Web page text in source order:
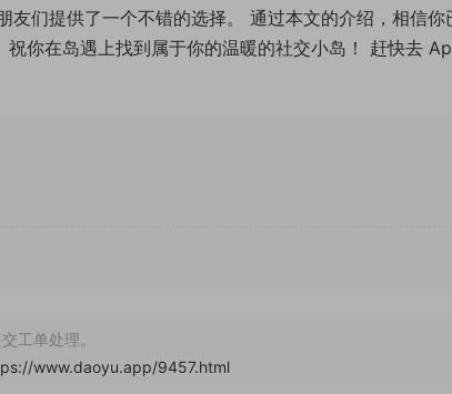
们提供了一个不错的选择。 通过本文的介绍，相信你
你在岛遇上找到属于你的温暖的社交小岛！ 赶快去
工单处理。
www.daoyu.app/9457.html